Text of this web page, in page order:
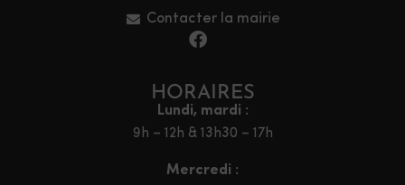
Contacter la mairie
HORAIRES
Lundi, mardi :
9h – 12h & 13h30 – 17h
Mercredi :